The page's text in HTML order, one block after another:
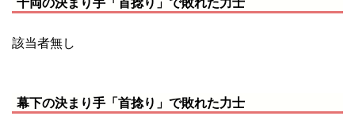
該当者無し
幕下の決まり手「首捻り」で敗れた力士